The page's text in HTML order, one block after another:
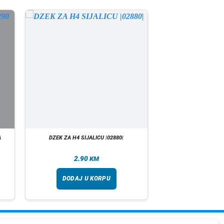
DZEK ZA H4 SIJALICU |02880|
2.90 KM
DODAJ U KORPU